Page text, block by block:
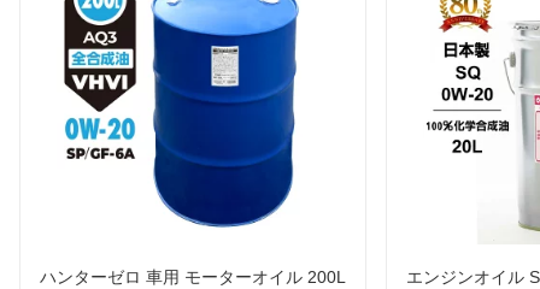
ハンターゼロ 車用 モーターオイル 200L
エンジンオイル